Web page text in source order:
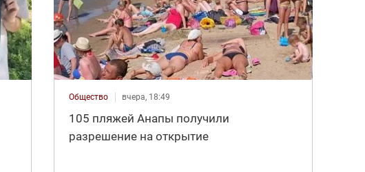
Общество вчера, 18:49
105 пляжей Анапы получили
разрешение на открытие